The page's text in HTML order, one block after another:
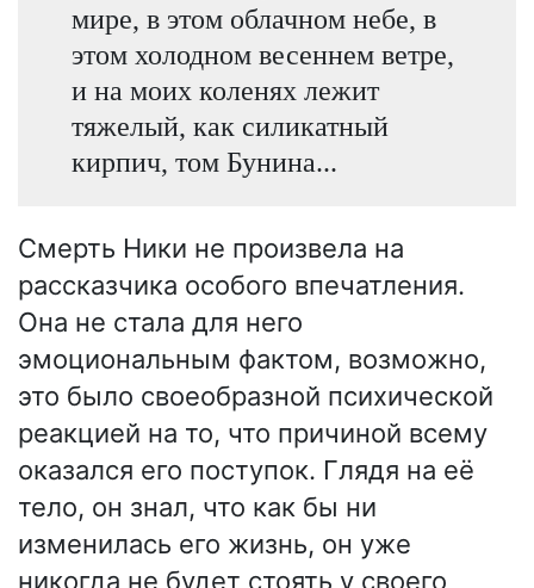
мире, в этом облачном небе, в
этом холодном весеннем ветре,
и на моих коленях лежит
тяжелый, как силикатный
кирпич, том Бунина...
Смерть Ники не произвела на
рассказчика особого впечатления.
Она не стала для него
эмоциональным фактом, возможно,
это было своеобразной психической
реакцией на то, что причиной всему
оказался его поступок. Глядя на её
тело, он знал, что как бы ни
изменилась его жизнь, он уже
никогда не будет стоять у своего